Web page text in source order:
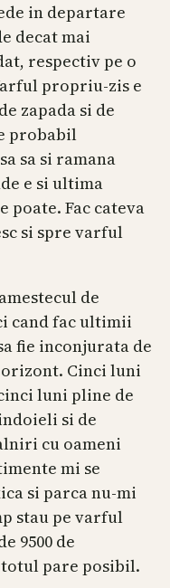
in departare
decat mai
respectiv pe o
propriu-zis e
zapada si de
probabil
sa si ramana
e si ultima
poate. Fac cateva
si spre varful
de
cand fac ultimii
fie inconjurata de
Cinci luni
luni pline de
si de
cu oameni
mi se
si parca nu-mi
stau pe varful
9500 de
pare posibil.